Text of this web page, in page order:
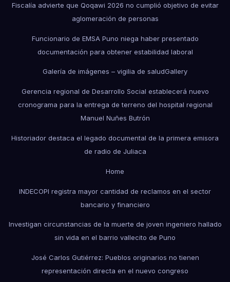
Fiscalía advierte que Qoqawi 2026 no cumplió objetivo de evitar
aglomeración de personas
Funcionario de EMSA Puno niega haber presentado
documentación para obtener estabilidad laboral
Galería de imágenes – vigilia de saludGallery
Gerencia regional de Desarrollo Social establecerá nuevo
cronograma para la entrega de terreno del hospital regional
Manuel Nuñes Butrón
Historiador destaca el legado documental de la primera emisora
de radio de Juliaca
Home
INDECOPI registra mayor cantidad de reclamos en el sector
bancario y financiero
Investigan circunstancias de la muerte de joven ingeniero hallado
sin vida en el barrio vallecito de Puno
José Carlos Gutiérrez: Pueblos originarios no tienen
representación directa en el nuevo congreso